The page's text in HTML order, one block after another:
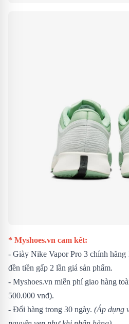
* Myshoes.vn cam kết:
- Giày Nike Vapor Pro 3 chính hãng
đền tiền gấp 2 lần giá sản phẩm.
- Myshoes.vn miễn phí giao hàng
500.000 vnđ).
- Đổi hàng trong 30 ngày. (Áp dụng